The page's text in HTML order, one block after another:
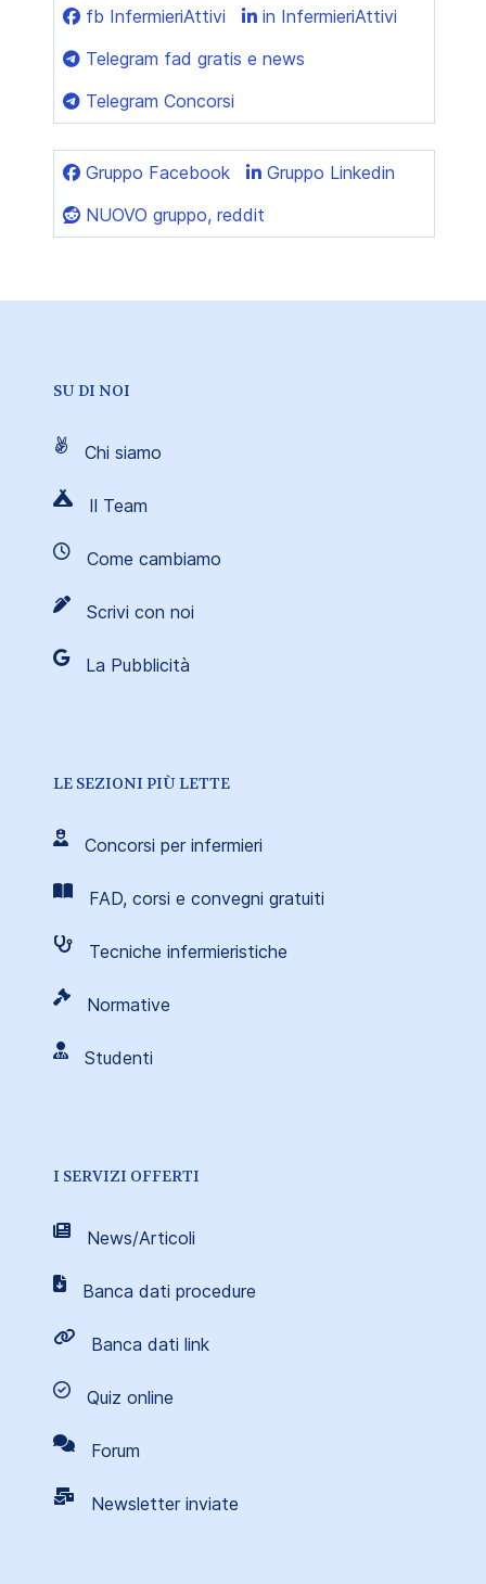
fb InfermieriAttivi
in InfermieriAttivi
Telegram fad gratis e news
Telegram Concorsi
Gruppo Facebook
Gruppo Linkedin
NUOVO gruppo, reddit
SU DI NOI
Chi siamo
Il Team
Come cambiamo
Scrivi con noi
La Pubblicità
LE SEZIONI PIÙ LETTE
Concorsi per infermieri
FAD, corsi e convegni gratuiti
Tecniche infermieristiche
Normative
Studenti
I SERVIZI OFFERTI
News/Articoli
Banca dati procedure
Banca dati link
Quiz online
Forum
Newsletter inviate